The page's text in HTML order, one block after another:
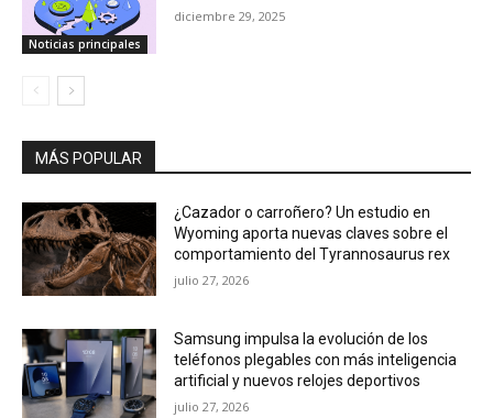
Noticias principales
diciembre 29, 2025
MÁS POPULAR
¿Cazador o carroñero? Un estudio en
Wyoming aporta nuevas claves sobre el
comportamiento del Tyrannosaurus rex
julio 27, 2026
Samsung impulsa la evolución de los
teléfonos plegables con más inteligencia
artificial y nuevos relojes deportivos
julio 27, 2026